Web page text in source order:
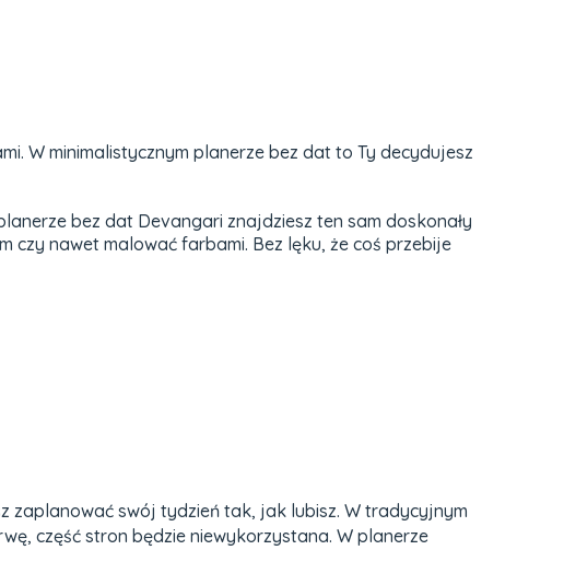
W minimalistycznym planerze bez dat to Ty decydujesz
bez dat Devangari znajdziesz ten sam doskonały
czy nawet malować farbami. Bez lęku, że coś przebije
zaplanować swój tydzień tak, jak lubisz. W tradycyjnym
część stron będzie niewykorzystana. W planerze